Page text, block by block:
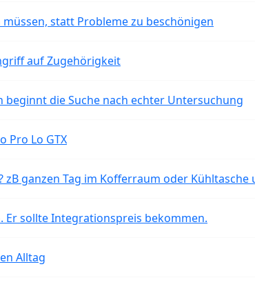
statt Probleme zu beschönigen
auf Zugehörigkeit
die Suche nach echter Untersuchung
Pro Lo GTX
ganzen Tag im Kofferraum oder Kühltasche
Er sollte Integrationspreis bekommen.
Alltag